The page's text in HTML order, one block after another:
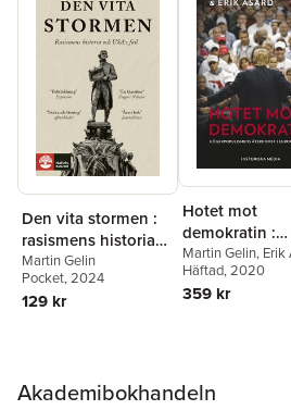
Den vita stormen :
rasismens historia
och USA:s fall
Martin Gelin
Pocket, 2024
129 kr
Hotet mot
demokratin :
återkomst i
och USA
Martin Gelin, Erik
Häftad, 2020
359 kr
Akademibokhandeln